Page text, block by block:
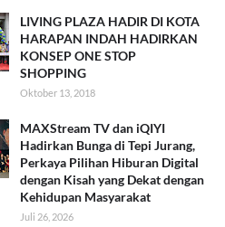
LIVING PLAZA HADIR DI KOTA
HARAPAN INDAH HADIRKAN
KONSEP ONE STOP
SHOPPING
Oktober 13, 2018
MAXStream TV dan iQIYI
Hadirkan Bunga di Tepi Jurang,
Perkaya Pilihan Hiburan Digital
dengan Kisah yang Dekat dengan
Kehidupan Masyarakat
Juli 26, 2026